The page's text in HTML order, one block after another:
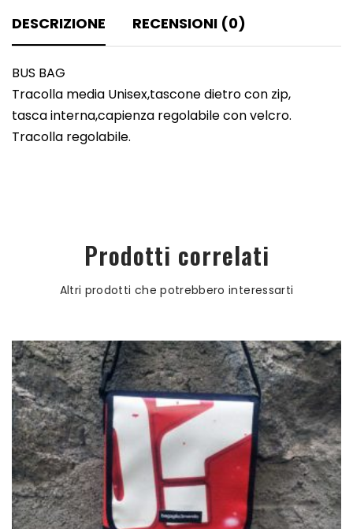
DESCRIZIONE RECENSIONI (0)
BUS BAG
Tracolla media Unisex,tascone dietro con zip,
tasca interna,capienza regolabile con velcro.
Tracolla regolabile.
Prodotti correlati
Altri prodotti che potrebbero interessarti